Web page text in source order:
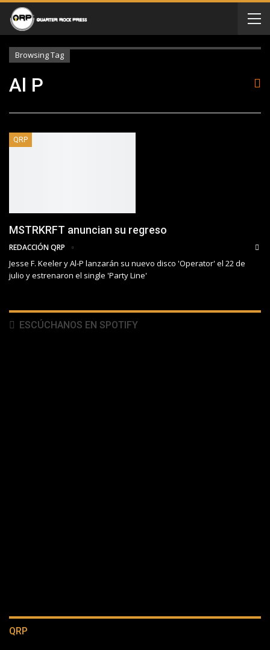
Browsing Tag
Al P
QRP
MSTRKRFT anuncian su regreso
REDACCIÓN QRP
Jesse F. Keeler y Al-P lanzarán su nuevo disco 'Operator' el 22 de
julio y estrenaron el single 'Party Line'
ESCÚCHANOS EN SPOTIFY
QRP